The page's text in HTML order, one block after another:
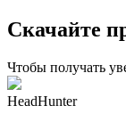
Скачайте
Чтобы получать
HeadHunter